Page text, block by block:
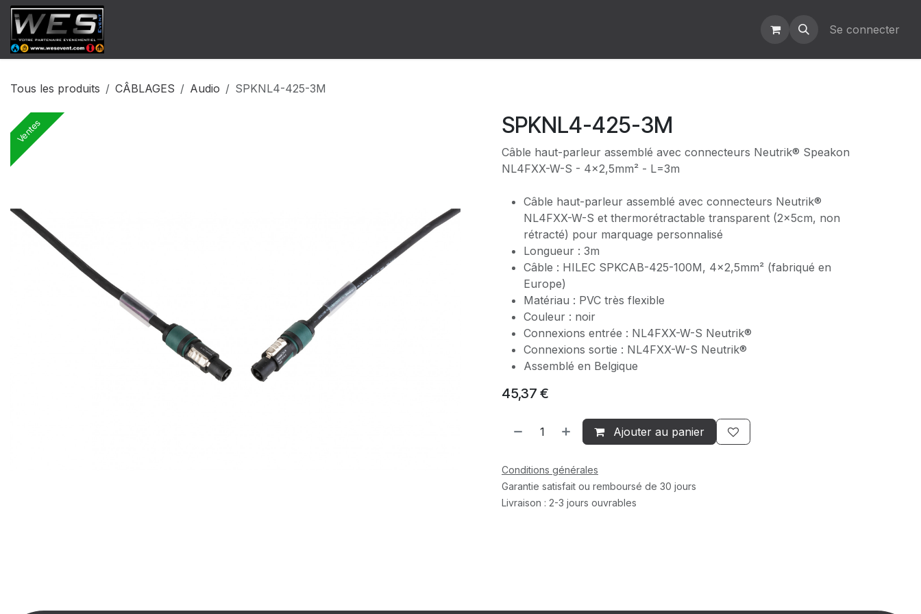
Se rendre au contenu
Se connecter
Tous les produits CÂBLAGES Audio SPKNL4-425-3M
Ventes SPKNL4-425-3M
Câble haut-parleur assemblé avec connecteurs Neutrik® Speakon
NL4FXX-W-S - 4x2,5mm² - L=3m
Câble haut-parleur assemblé avec connecteurs Neutrik®
NL4FXX-W-S et thermorétractable transparent (2x5cm, non
rétracté) pour marquage personnalisé
Longueur : 3m
Câble : HILEC SPKCAB-425-100M, 4x2,5mm² (fabriqué en
Europe)
Matériau : PVC très flexible
Couleur : noir
Connexions entrée : NL4FXX-W-S Neutrik®
Connexions sortie : NL4FXX-W-S Neutrik®
Assemblé en Belgique
45,37 €
Ajouter au panier
Conditions générales
Garantie satisfait ou remboursé de 30 jours
Livraison : 2-3 jours ouvrables